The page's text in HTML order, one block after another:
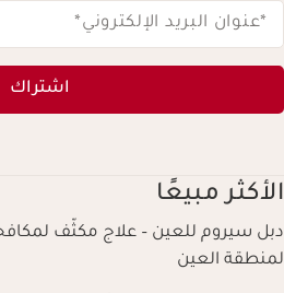
*عنوان البريد الإلكتروني*
اشتراك
الأكثر مبيعًا
دبل سيروم للعين – علاج مكثّف
لمنطقة العين